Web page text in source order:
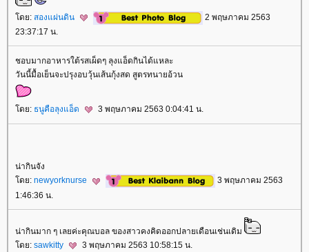
ดย: สองแผ่นดิน
2 พฤษภาคม 2563
23:37:17 น.
ชอบมากอาหารใต้รสเผ็ดๆ ลุงแอ็ดกินได้แหละ
วันนี้มื้อเย็นจะปรุงอบวุ้นเส้นกุ้งสด สูตรทนายอ้วน
ดย: ธนูคือลุงแอ็ด 3 พฤษภาคม 2563 0:04:41 น.
น่ากินจัง
ดย: newyorknurse
3 พฤษภาคม 2563
1:46:36 น.
น่ากินมาก ๆ เลยค่ะคุณบอล ของสาวคงคิดออกปลายเดือนเช่นเดิม
ดย: sawkitty 3 พฤษภาคม 2563 10:58:15 น.